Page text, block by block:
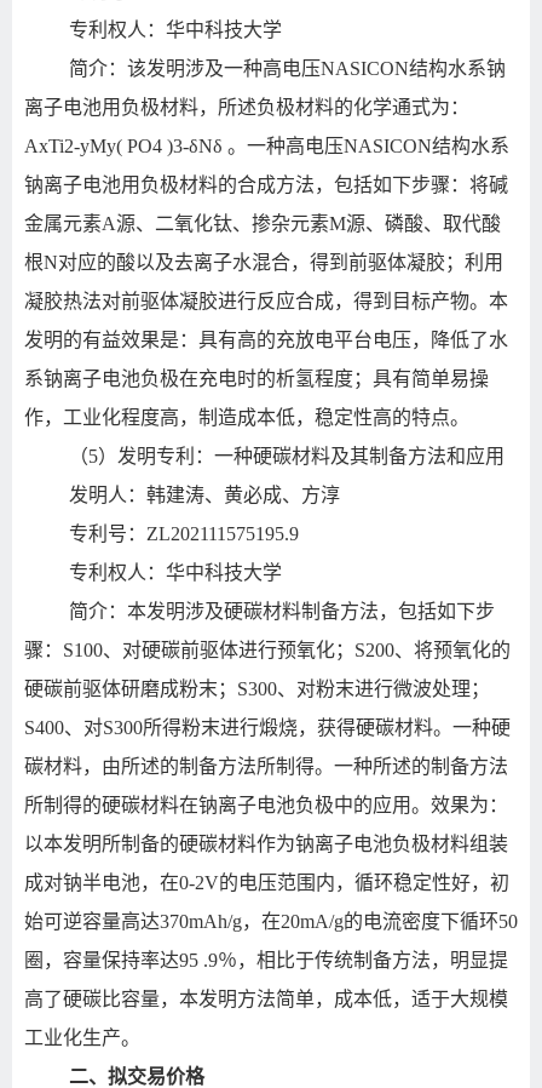
专利权人：华中科技大学
简介：该发明涉及一种高电压NASICON结构水系钠
离子电池用负极材料，所述负极材料的化学通式为：
AxTi2-yMy( PO4 )3-δNδ 。一种高电压NASICON结构水系
钠离子电池用负极材料的合成方法，包括如下步骤：将碱
金属元素A源、二氧化钛、掺杂元素M源、磷酸、取代酸
根N对应的酸以及去离子水混合，得到前驱体凝胶；利用
凝胶热法对前驱体凝胶进行反应合成，得到目标产物。本
发明的有益效果是：具有高的充放电平台电压，降低了水
系钠离子电池负极在充电时的析氢程度；具有简单易操
作，工业化程度高，制造成本低，稳定性高的特点。
（5）发明专利：一种硬碳材料及其制备方法和应用
发明人：韩建涛、黄必成、方淳
专利号：ZL202111575195.9
专利权人：华中科技大学
简介：本发明涉及硬碳材料制备方法，包括如下步
骤：S100、对硬碳前驱体进行预氧化；S200、将预氧化的
硬碳前驱体研磨成粉末；S300、对粉末进行微波处理；
S400、对S300所得粉末进行煅烧，获得硬碳材料。一种硬
碳材料，由所述的制备方法所制得。一种所述的制备方法
所制得的硬碳材料在钠离子电池负极中的应用。效果为：
以本发明所制备的硬碳材料作为钠离子电池负极材料组装
成对钠半电池，在0‑2V的电压范围内，循环稳定性好，初
始可逆容量高达370mAh/g，在20mA/g的电流密度下循环50
圈，容量保持率达95 .9％，相比于传统制备方法，明显提
高了硬碳比容量，本发明方法简单，成本低，适于大规模
工业化生产。
二、拟交易价格